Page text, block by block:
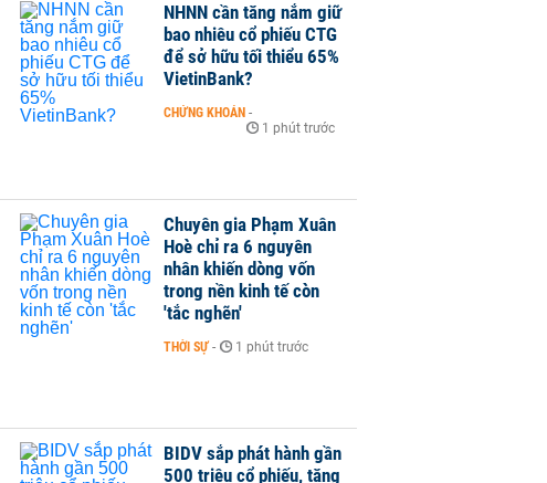
NHNN cần tăng nắm giữ
bao nhiêu cổ phiếu CTG
để sở hữu tối thiểu 65%
VietinBank?
CHỨNG KHOÁN -
1 phút trước
Chuyên gia Phạm Xuân
Hoè chỉ ra 6 nguyên
nhân khiến dòng vốn
trong nền kinh tế còn
'tắc nghẽn'
THỜI SỰ - 1 phút trước
BIDV sắp phát hành gần
500 triệu cổ phiếu, tăng